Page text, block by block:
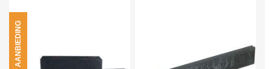
AANBIEDING